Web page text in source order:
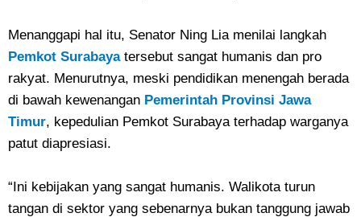
Menanggapi hal itu, Senator Ning Lia menilai langkah
Pemkot Surabayatersebut sangat humanis dan pro
rakyat. Menurutnya, meski pendidikan menengah berada
di bawah kewenangan Pemerintah Provinsi Jawa
Timur, kepedulian Pemkot Surabaya terhadap warganya
patut diapresiasi.
“Ini kebijakan yang sangat humanis. Walikota turun
tangan di sektor yang sebenarnya bukan tanggung jawab